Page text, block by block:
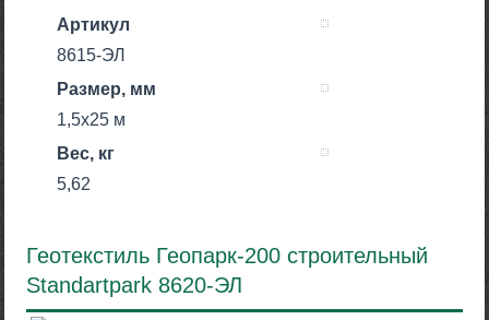
Артикул
8615-ЭЛ
Размер, мм
1,5х25 м
Вес, кг
5,62
Геотекстиль Геопарк-200 строительный
Standartpark 8620-ЭЛ